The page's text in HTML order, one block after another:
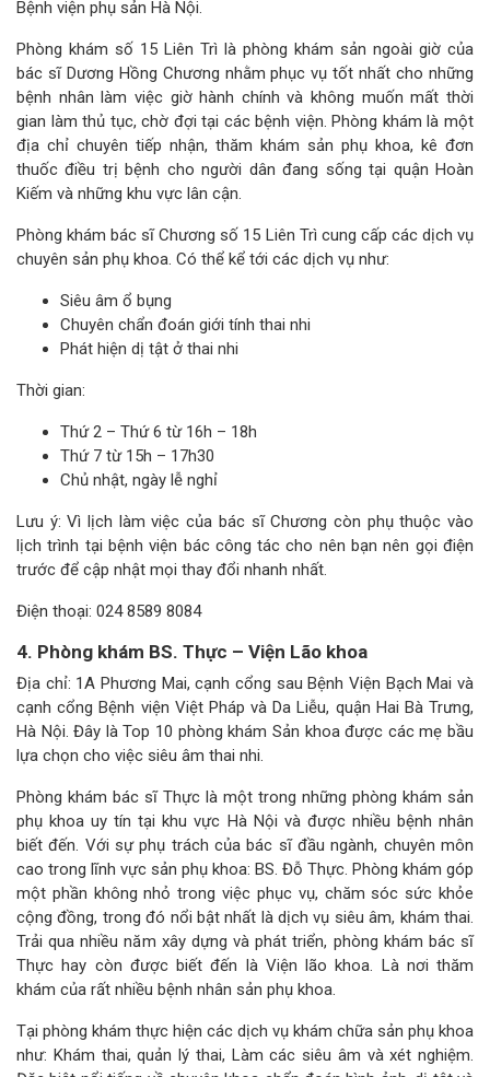
Bệnh viện phụ sản Hà Nội.
Phòng khám số 15 Liên Trì là phòng khám sản ngoài giờ của
bác sĩ Dương Hồng Chương nhằm phục vụ tốt nhất cho những
bệnh nhân làm việc giờ hành chính và không muốn mất thời
gian làm thủ tục, chờ đợi tại các bệnh viện. Phòng khám là một
địa chỉ chuyên tiếp nhận, thăm khám sản phụ khoa, kê đơn
thuốc điều trị bệnh cho người dân đang sống tại quận Hoàn
Kiếm và những khu vực lân cận.
Phòng khám bác sĩ Chương số 15 Liên Trì cung cấp các dịch vụ
chuyên sản phụ khoa. Có thể kể tới các dịch vụ như:
Siêu âm ổ bụng
Chuyên chẩn đoán giới tính thai nhi
Phát hiện dị tật ở thai nhi
Thời gian:
Thứ 2 – Thứ 6 từ 16h – 18h
Thứ 7 từ 15h – 17h30
Chủ nhật, ngày lễ nghỉ
Lưu ý: Vì lịch làm việc của bác sĩ Chương còn phụ thuộc vào
lịch trình tại bệnh viện bác công tác cho nên bạn nên gọi điện
trước để cập nhật mọi thay đổi nhanh nhất.
Điện thoại: 024 8589 8084
4. Phòng khám BS. Thực – Viện Lão khoa
Địa chỉ: 1A Phương Mai, cạnh cổng sau Bệnh Viện Bạch Mai và
cạnh cổng Bệnh viện Việt Pháp và Da Liễu, quận Hai Bà Trưng,
Hà Nội. Đây là Top 10 phòng khám Sản khoa được các mẹ bầu
lựa chọn cho việc siêu âm thai nhi.
Phòng khám bác sĩ Thực là một trong những phòng khám sản
phụ khoa uy tín tại khu vực Hà Nội và được nhiều bệnh nhân
biết đến. Với sự phụ trách của bác sĩ đầu ngành, chuyên môn
cao trong lĩnh vực sản phụ khoa: BS. Đỗ Thực. Phòng khám góp
một phần không nhỏ trong việc phục vụ, chăm sóc sức khỏe
cộng đồng, trong đó nổi bật nhất là dịch vụ siêu âm, khám thai.
Trải qua nhiều năm xây dựng và phát triển, phòng khám bác sĩ
Thực hay còn được biết đến là Viện lão khoa. Là nơi thăm
khám của rất nhiều bệnh nhân sản phụ khoa.
Tại phòng khám thực hiện các dịch vụ khám chữa sản phụ khoa
như: Khám thai, quản lý thai, Làm các siêu âm và xét nghiệm.